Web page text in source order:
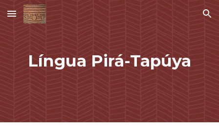
Skip to main content Skip to navigation
Língua Pirá-Tapúya